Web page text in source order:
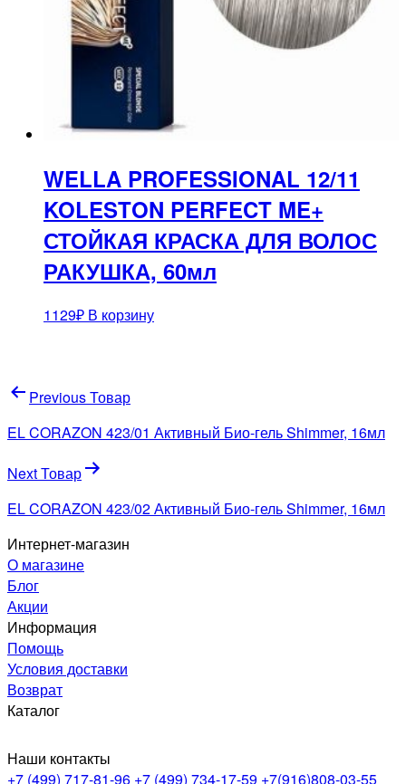
WELLA PROFESSIONAL 12/11
KOLESTON PERFECT ME+
СТОЙКАЯ КРАСКА ДЛЯ ВОЛОС
РАКУШКА, 60мл
1129₽ В корзину
Навигация
по
записям
Previous Товар
EL CORAZON 423/01 Активный Био-гель Shimmer, 16мл
Next Товар
EL CORAZON 423/02 Активный Био-гель Shimmer, 16мл
Интернет-магазин
О магазине
Блог
Акции
Информация
Помощь
Условия доставки
Возврат
Каталог
Наши контакты
+7 (499) 717-81-96 +7 (499) 734-17-59 +7(916)808-03-55